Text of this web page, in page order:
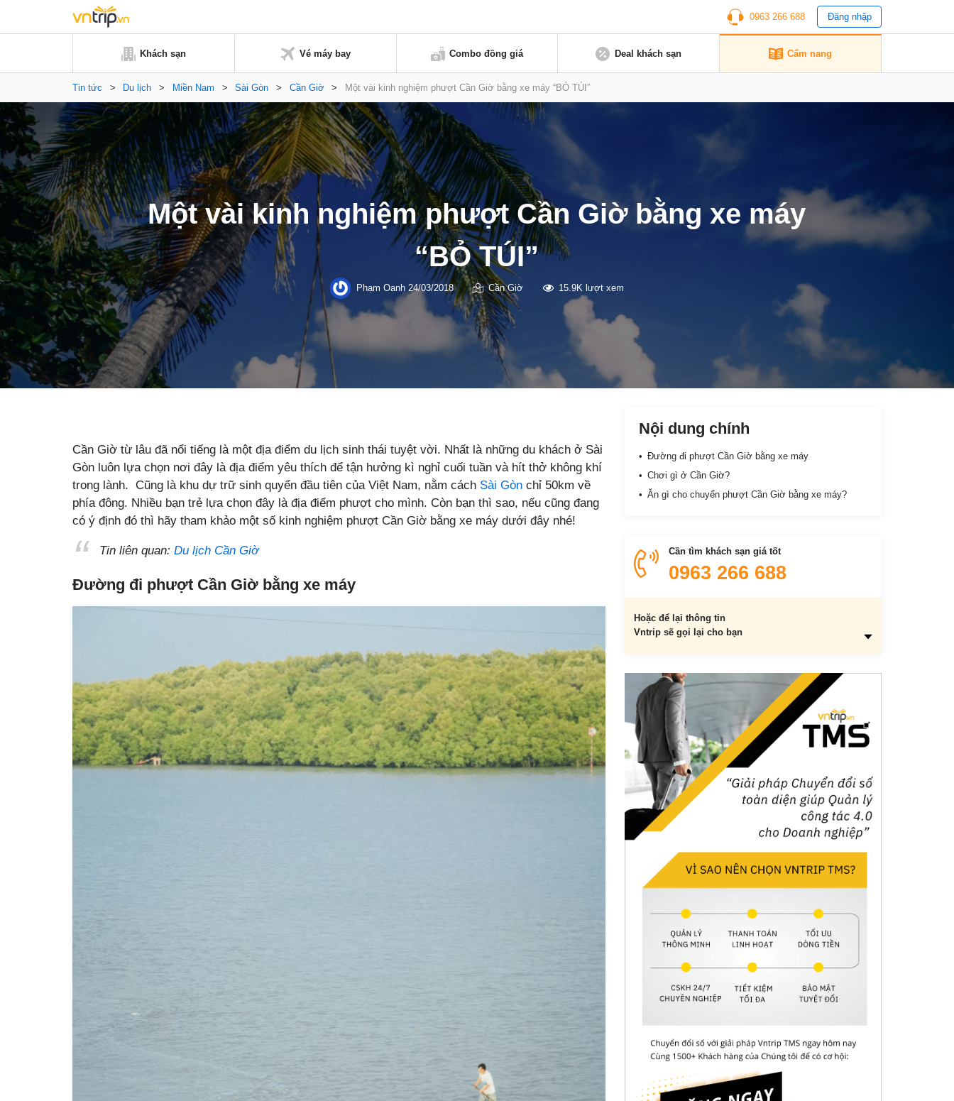
0963 266 688 Đăng nhập
Khách sạn Vé máy bay Combo đồng giá Deal khách sạn Cẩm nang
Tin tức > Du lịch > Miền Nam > Sài Gòn > Cần Giờ > Một vài kinh nghiệm phượt Cần Giờ bằng xe máy “BỎ TÚI”
Một vài kinh nghiệm phượt Cần Giờ bằng xe máy
“BỎ TÚI”
Phạm Oanh24/03/2018 Cần Giờ 15.9K lượt xem
Cần Giờ từ lâu đã nổi tiếng là một địa điểm du lịch sinh thái tuyệt vời. Nhất là những du khách ở Sài
Gòn luôn lựa chọn nơi đây là địa điểm yêu thích để tận hưởng kì nghỉ cuối tuần và hít thở không khí
trong lành. Cũng là khu dự trữ sinh quyển đầu tiên của Việt Nam, nằm cách Sài Gòn chỉ 50km về
phía đông. Nhiều bạn trẻ lựa chọn đây là địa điểm phượt cho mình. Còn bạn thì sao, nếu cũng đang
có ý định đó thì hãy tham khảo một số kinh nghiệm phượt Cần Giờ bằng xe máy dưới đây nhé!
Tin liên quan:Du lịch Cần Giờ
Đường đi phượt Cần Giờ bằng xe máy
Nội dung chính
Đường đi phượt Cần Giờ bằng xe máy
Chơi gì ở Cần Giờ?
Ăn gì cho chuyến phượt Cần Giờ bằng xe máy?
Cần tìm khách sạn giá tốt
0963 266 688
Hoặc để lại thông tin
Vntrip sẽ gọi lại cho bạn